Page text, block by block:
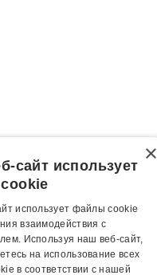
×
сайт использует
использует файлы cookie
взаимодействия с
Используя наш веб-сайт,
на использование всех
в соответствии с нашей